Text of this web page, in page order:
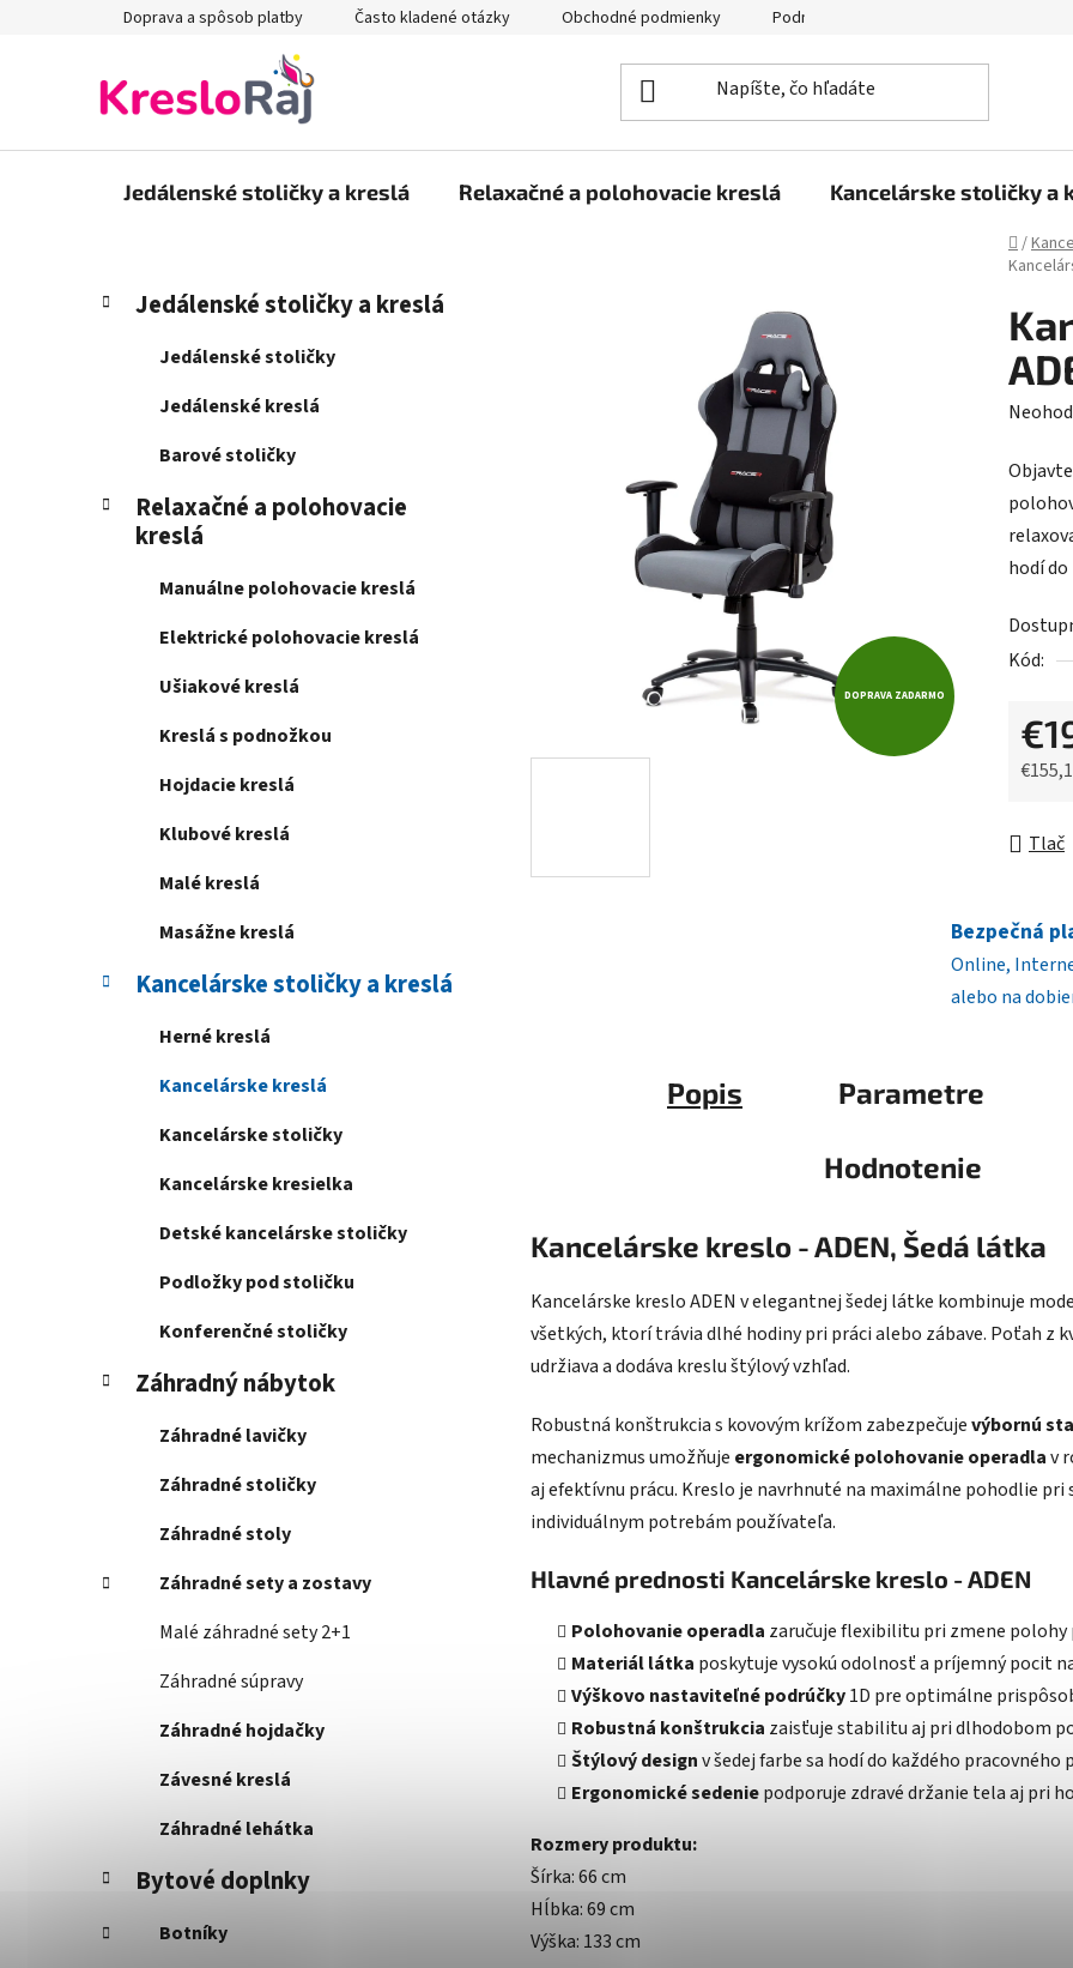
Doprava a spôsob platby Často kladené otázky Obchodné podmienky Podmienky ochrany osobných údajov
Jedálenské stoličky a kreslá Relaxačné a polohovacie kreslá Kancelárske stoličky a
Domov
/
B
n
Preskočiť
kategórie
K
a
e
Jedálenské stoličky a kreslá
Jedálenské stoličky
Jedálenské kreslá
Barové stoličky
Relaxačné a polohovacie
kreslá
Manuálne polohovacie kreslá
Elektrické polohovacie kreslá
Ušiakové kreslá
Kreslá s podnožkou
Hojdacie kreslá
Klubové kreslá
Malé kreslá
Masážne kreslá
Kancelárske stoličky a kreslá
Herné kreslá
Kancelárske kreslá
Kancelárske stoličky
Kancelárske kresielka
Detské kancelárske stoličky
Podložky pod stoličku
Konferenčné stoličky
Záhradný nábytok
Záhradné lavičky
Záhradné stoličky
Záhradné stoly
Záhradné sety a zostavy
Malé záhradné sety 2+1
Záhradné súpravy
Záhradné hojdačky
Závesné kreslá
Záhradné lehátka
Bytové doplnky
Botníky
je
0,0
z
hodí
Kód:
Tlač
DOPRAVA ZADARMO
Bezpečná
Online,
alebo na
Popis Parametre
Hodnotenie
Kancelárske kreslo - ADEN, Šedá látka
Kancelárske kreslo ADEN v elegantnej šedej látke kombinuje
všetkých, ktorí trávia dlhé hodiny pri práci alebo zábave. Poťah z
udržiava a dodáva kreslu štýlový vzhľad.
Robustná konštrukcia s kovovým krížom zabezpečujevýbornú
mechanizmus umožňuje ergonomické polohovanie operadlav
aj efektívnu prácu. Kreslo je navrhnuté na maximálne pohodlie pri
individuálnym potrebám používateľa.
Hlavné prednosti Kancelárske kreslo - ADEN
Polohovanie operadla zaručuje flexibilitu pri zmene polohy
Materiál látka poskytuje vysokú odolnosť a príjemný pocit
Výškovo nastaviteľné podrúčky1D pre optimálne
Robustná konštrukcia zaisťuje stabilitu aj pri dlhodobom
Štýlový designv šedej farbe sa hodí do každého pracovného
Ergonomické sedeniepodporuje zdravé držanie tela aj pri
Rozmery produktu:
Šírka: 66 cm
Hĺbka: 69 cm
Výška: 133 cm